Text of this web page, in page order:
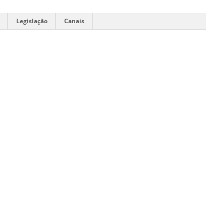
Legislação Canais